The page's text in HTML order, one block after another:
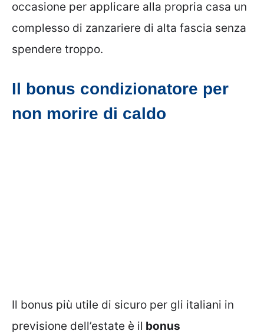
occasione per applicare alla propria casa un
complesso di zanzariere di alta fascia senza
spendere troppo.
Il bonus condizionatore per
non morire di caldo
Il bonus più utile di sicuro per gli italiani in
previsione dell’estate è il bonus